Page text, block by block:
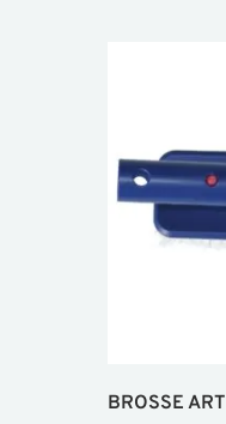
BROSSE